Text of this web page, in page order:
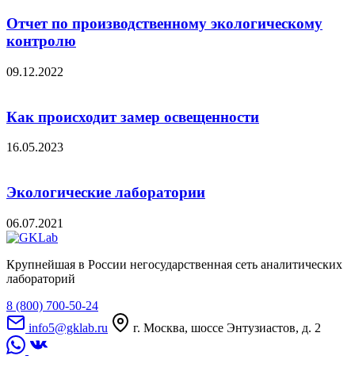
Отчет по производственному экологическому
контролю
09.12.2022
Как происходит замер освещенности
16.05.2023
Экологические лаборатории
06.07.2021
Крупнейшая в России негосударственная сеть аналитических
лабораторий
8 (800) 700-50-24
info5@gklab.ru
г. Москва, шоссе Энтузиастов, д. 2